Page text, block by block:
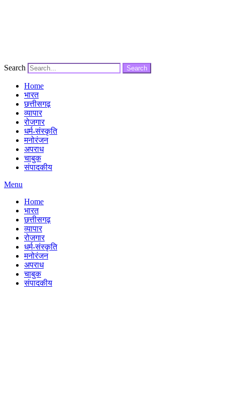
Search Search
Home
भारत
छत्तीसगढ़
व्यापार
रोजगार
धर्म-संस्कृति
मनोरंजन
अपराध
चाबुक
संपादकीय
Menu
Home
भारत
छत्तीसगढ़
व्यापार
रोजगार
धर्म-संस्कृति
मनोरंजन
अपराध
चाबुक
संपादकीय